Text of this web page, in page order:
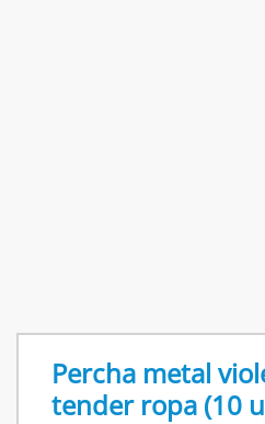
Percha metal
tender ropa (10